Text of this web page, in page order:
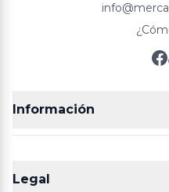
Información
FRUTERÍAS
POLLERÍA
Legal